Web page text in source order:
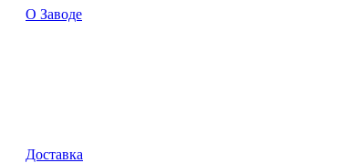
О Заводе
Доставка